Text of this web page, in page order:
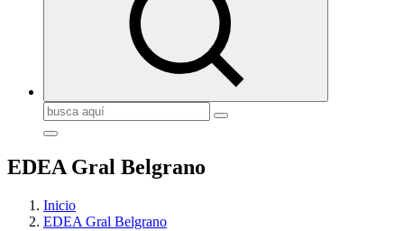
Buscar:
EDEA Gral Belgrano
Inicio
EDEA Gral Belgrano